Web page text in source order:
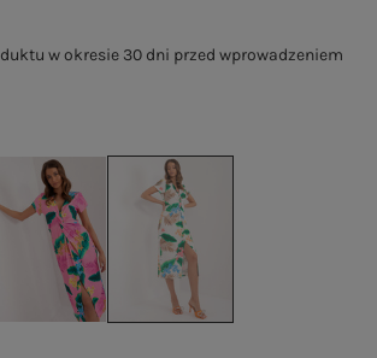
w okresie 30 dni przed wprowadzeniem